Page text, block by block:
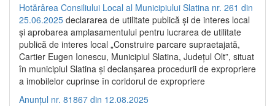
Hotărârea Consiliului Local al Municipiului Slatina nr. 261 din
25.06.2025 declararea de utilitate publică și de interes local
și aprobarea amplasamentului pentru lucrarea de utilitate
publică de interes local „Construire parcare supraetajată,
Cartier Eugen Ionescu, Municipiul Slatina, Județul Olt”, situat
în municipiul Slatina și declanșarea procedurii de expropriere
a imobilelor cuprinse în coridorul de expropriere
Anunțul nr. 81867 din 12.08.2025